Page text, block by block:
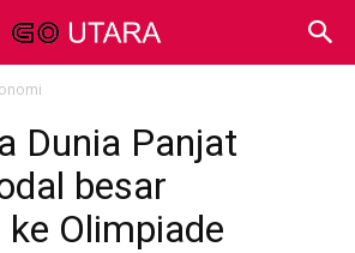
Dunia Panjat
besar
ke Olimpiade